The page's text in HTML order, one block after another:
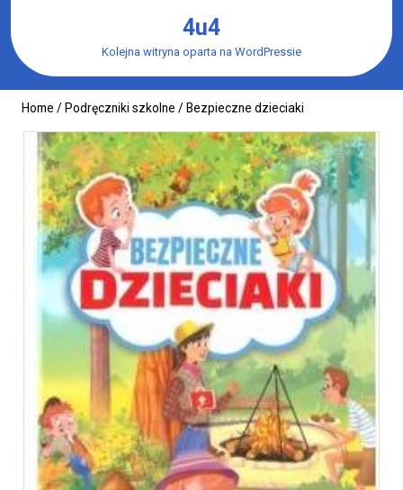
content
4u4
Kolejna witryna oparta na WordPressie
Home / Podręczniki szkolne / Bezpieczne dzieciaki